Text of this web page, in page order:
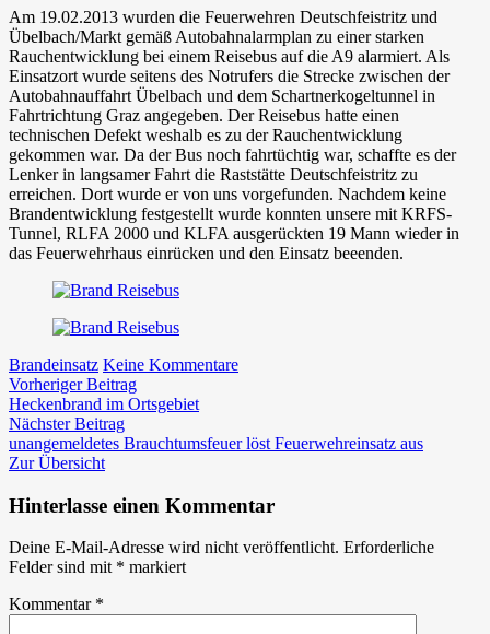
Reisebus
auf
der
A9
Am 19.02.2013 wurden die Feuerwehren Deutschfeistritz und
Übelbach/Markt gemäß Autobahnalarmplan zu einer starken
Rauchentwicklung bei einem Reisebus auf die A9 alarmiert. Als
Einsatzort wurde seitens des Notrufers die Strecke zwischen der
Autobahnauffahrt Übelbach und dem Schartnerkogeltunnel in
Fahrtrichtung Graz angegeben. Der Reisebus hatte einen
technischen Defekt weshalb es zu der Rauchentwicklung
gekommen war. Da der Bus noch fahrtüchtig war, schaffte es der
Lenker in langsamer Fahrt die Raststätte Deutschfeistritz zu
erreichen. Dort wurde er von uns vorgefunden. Nachdem keine
Brandentwicklung festgestellt wurde konnten unsere mit KRFS-
Tunnel, RLFA 2000 und KLFA ausgerückten 19 Mann wieder in
das Feuerwehrhaus einrücken und den Einsatz beeenden.
Brandeinsatz Keine Kommentarezu
der
Beitragsnavigation
Vorheriger BeitragVorheriger
Beitrag:
Heckenbrand im Ortsgebiet
Nächster BeitragNächster
Beitrag:
unangemeldetes Brauchtumsfeuer löst Feuerwehreinsatz aus
Zur Übersicht
Hinterlasse einen Kommentar
Deine E-Mail-Adresse wird nicht veröffentlicht. Erforderliche
Felder sind mit * markiert
Kommentar *